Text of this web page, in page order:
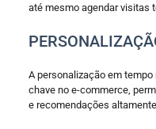
até mesmo agendar visitas
A personalização em
chave no e-commerce,
e recomendações